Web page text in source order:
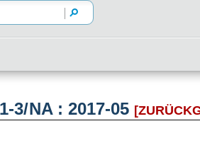
3/NA : 2017-05